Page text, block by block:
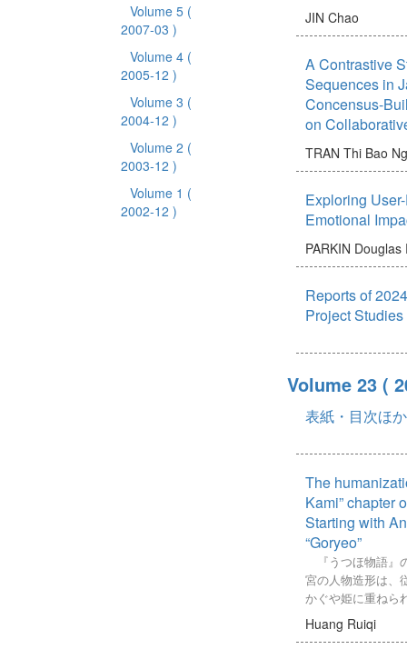
Volume 5 (
2007-03 )
Volume 4 (
2005-12 )
Volume 3 (
2004-12 )
Volume 2 (
2003-12 )
Volume 1 (
2002-12 )
JIN Chao
A Contrastive
Sequences in
Concensus-
on
TRAN Thi Bao
Exploring
Emotional
PARKIN Douglas
Reports of
Project Studies
Volume 23 (
表紙・目次ほか
The
Kami” chapter
Starting with
“Goryeo”
『うつほ物語』
宮の人物造形は、
かぐや姫に重ねら
れゆえ、東宮への
れた彼女の変貌に
Huang Ruiqi